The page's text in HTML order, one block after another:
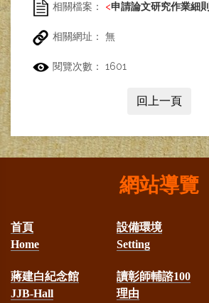
相關檔案： <申請論文研究作業細則
相關網址： 無
閱覽次數： 1601
回上一頁
網站導覽
首頁
Home
設備環境
Setting
蔣建白紀念館
JJB-Hall
讀彰師輔諮100
理由